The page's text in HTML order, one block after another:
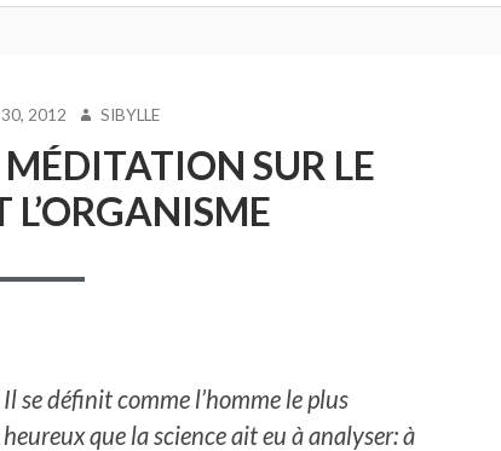
2012 AUTEUR
SIBYLLE
MÉDITATION SUR LE
L’ORGANISME
Il se définit comme l’homme le plus
heureux que la science ait eu à analyser: à